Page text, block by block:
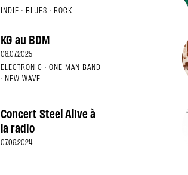
INDIE · BLUES · ROCK
KG au BDM
06.07.2025
ELECTRONIC · ONE MAN BAND
· NEW WAVE
Concert Steel Alive à
la radio
07.06.2024